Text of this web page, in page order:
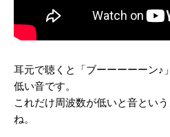
耳元で聴くと「ブーーーーーン♪
低い音です。
これだけ周波数が低いと音とい
ね。